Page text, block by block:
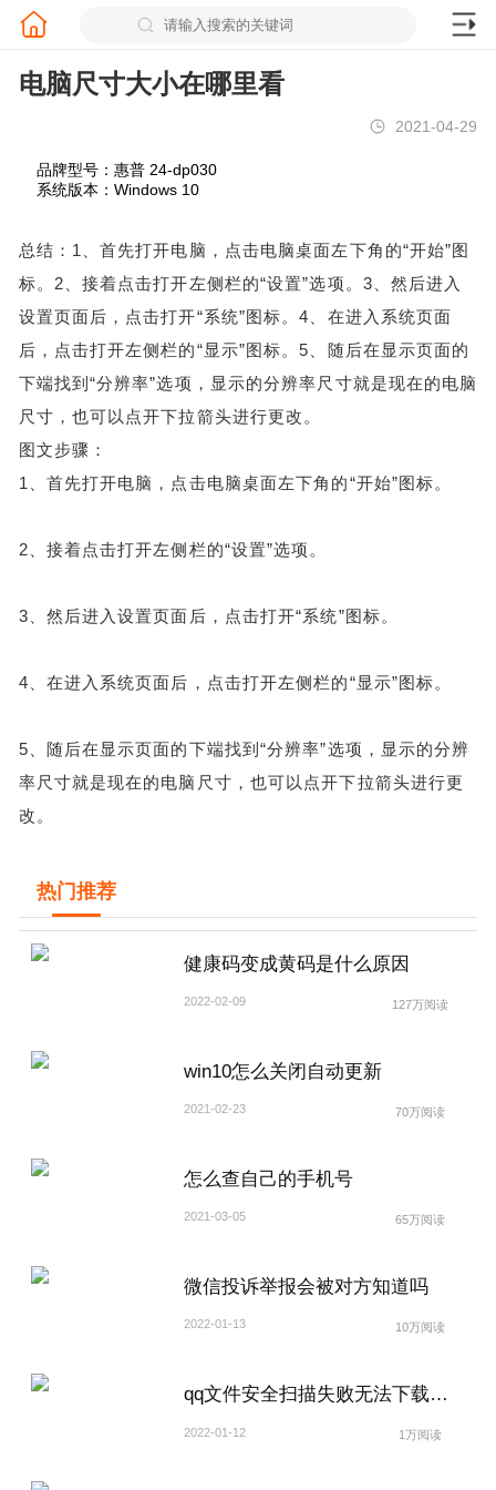
电脑尺寸大小在哪里看
2021-04-29
品牌型号：惠普 24-dp030
系统版本：Windows 10
总结：1、首先打开电脑，点击电脑桌面左下角的“开始”图
标。2、接着点击打开左侧栏的“设置”选项。3、然后进入
设置页面后，点击打开“系统”图标。4、在进入系统页面
后，点击打开左侧栏的“显示”图标。5、随后在显示页面的
下端找到“分辨率”选项，显示的分辨率尺寸就是现在的电脑
尺寸，也可以点开下拉箭头进行更改。
图文步骤：
1、首先打开电脑，点击电脑桌面左下角的“开始”图标。
2、接着点击打开左侧栏的“设置”选项。
3、然后进入设置页面后，点击打开“系统”图标。
4、在进入系统页面后，点击打开左侧栏的“显示”图标。
5、随后在显示页面的下端找到“分辨率”选项，显示的分辨
率尺寸就是现在的电脑尺寸，也可以点开下拉箭头进行更
改。
热门推荐
健康码变成黄码是什么原因
2022-02-09 127万阅读
win10怎么关闭自动更新
2021-02-23 70万阅读
怎么查自己的手机号
2021-03-05 65万阅读
微信投诉举报会被对方知道吗
2022-01-13 10万阅读
qq文件安全扫描失败无法下载怎么解除
2022-01-12 1万阅读